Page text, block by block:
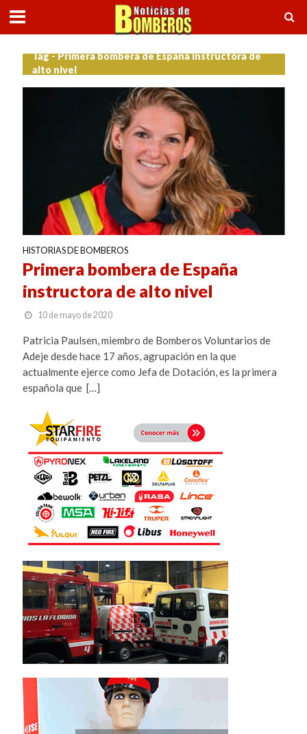
Tag - Primera bombera de España instructora de
alto nivel
HISTORIAS DE BOMBEROS
Primera bombera de España
instructora de alto nivel
10 de mayo de 2020
Patricia Paulsen, miembro de Bomberos Voluntarios de
Adeje desde hace 17 años, agrupación en la que
actualmente ejerce como Jefa de Dotación, es la primera
española que […]